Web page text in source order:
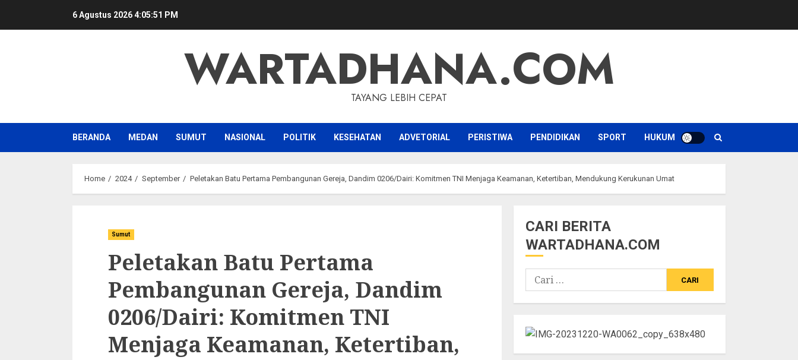
6 Agustus 20264:05:51 PM
WARTADHANA.COM
TAYANG LEBIH CEPAT
BERANDA MEDAN SUMUT NASIONAL POLITIK KESEHATAN ADVETORIAL PERISTIWA PENDIDIKAN SPORT HUKUM
Home 2024 September Peletakan Batu Pertama Pembangunan Gereja, Dandim 0206/Dairi: Komitmen TNI Menjaga Keamanan, Ketertiban, Mendukung Kerukunan Umat
Sumut
Peletakan Batu Pertama
Pembangunan Gereja, Dandim
0206/Dairi: Komitmen TNI
Menjaga Keamanan, Ketertiban,
CARI BERITA
WARTADHANA.COM
Cari
untuk: